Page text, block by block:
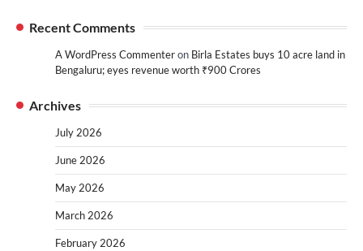
Recent Comments
A WordPress Commenteron Birla Estates buys 10 acre land in
Bengaluru; eyes revenue worth ₹900 Crores
Archives
July 2026
June 2026
May 2026
March 2026
February 2026